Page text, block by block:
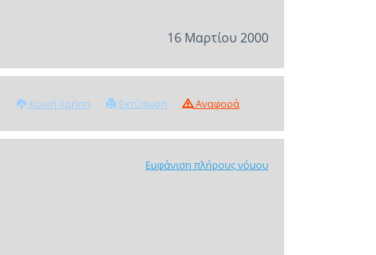
16 Μαρτίου 2000
Κοινή Χρήση Εκτύπωση Αναφορά
Εμφάνιση πλήρους νόμου